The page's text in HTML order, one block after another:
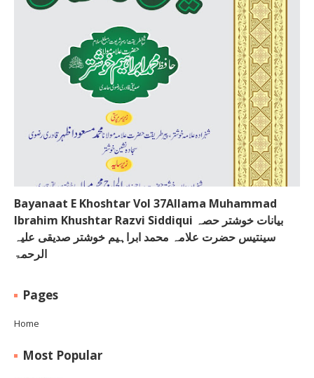
Bayanaat E Khoshtar Vol 37Allama Muhammad
Ibrahim Khushtar Razvi Siddiqui بیانات خوشتر حصہ
سینتیس حضرت علامہ محمد ابراہیم خوشتر صدیقی علیہ
الرحمۃ
Pages
Home
Most Popular